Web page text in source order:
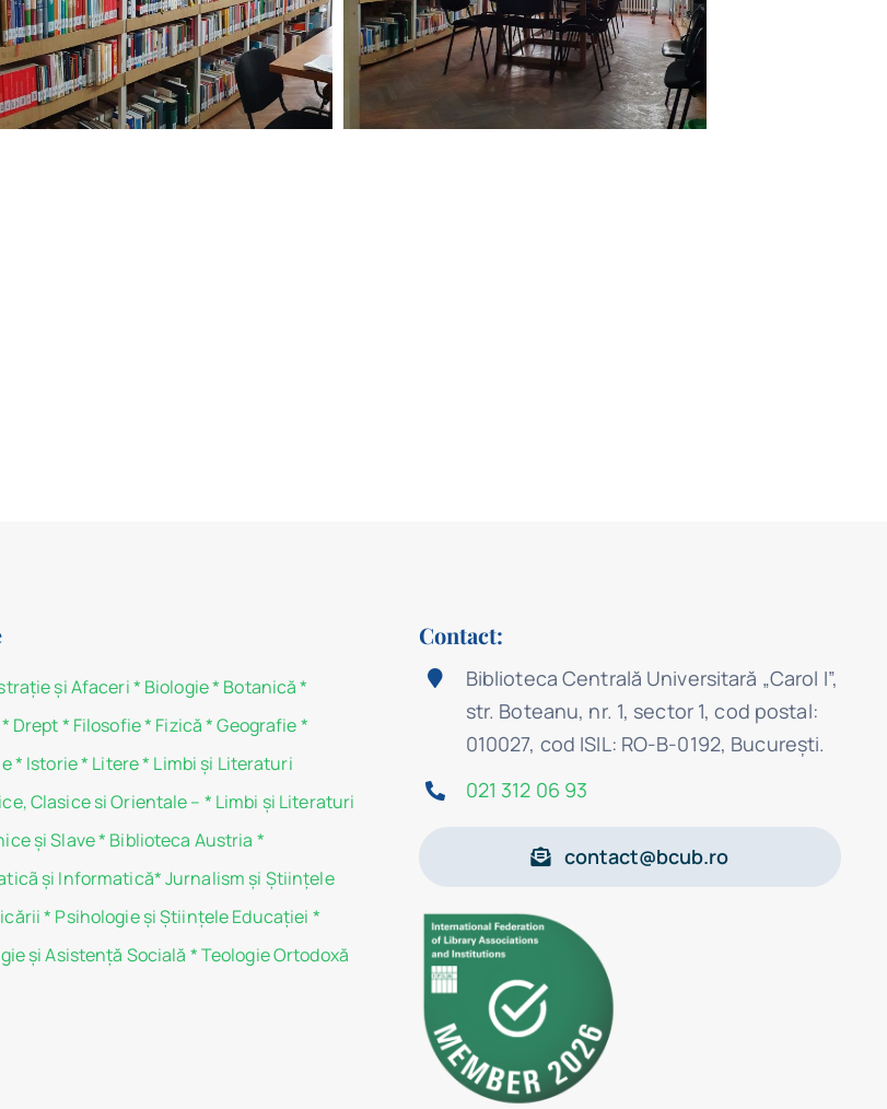
şi Afaceri* Biologie* Botanică *
* Drept* Filosofie* Fizică* Geografie*
* Istorie* Litere* Limbi și Literaturi
Clasice si Orientale – * Limbi și Literaturi
şi Slave* Biblioteca Austria *
și Informatică*Jurnalism şi Ştiinţele
* Psihologie şi Ştiinţele Educaţiei *
şi Asistenţă Socială *Teologie Ortodoxă
Contact:
Biblioteca Centrală Universitară „Carol I”,
str. Boteanu, nr. 1, sector 1, cod postal:
010027, cod ISIL: RO-B-0192, Bucureşti.
021 312 06 93
contact@bcub.ro